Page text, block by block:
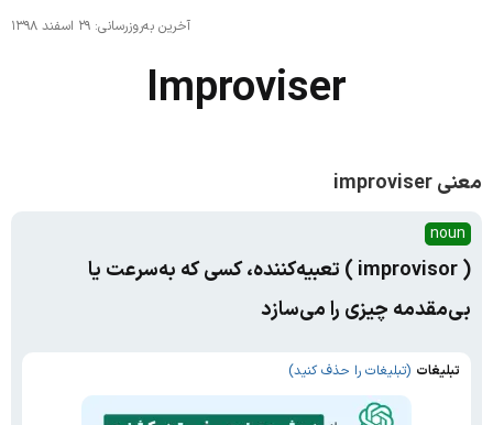
آخرین به‌روزرسانی: ۲۹ اسفند ۱۳۹۸
Improviser
معنی improviser
noun
( improvisor ) تعبیه‌کننده، کسی که به‌سرعت یا
بی‌مقدمه چیزی را می‌سازد
تبلیغات (تبلیغات را حذف کنید)